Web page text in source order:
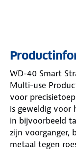
WD-40 Smart
Multi-use
voor
is geweldig voor
in bijvoorbeeld
zijn voorganger,
metaal tegen